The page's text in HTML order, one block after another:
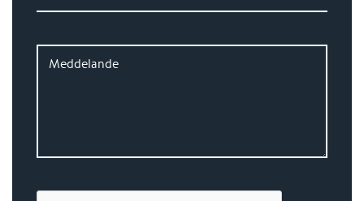
Meddelande